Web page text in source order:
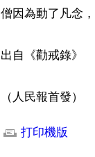
僧因為動了凡念
出自《勸戒錄》
（人民報首發）
打印機版